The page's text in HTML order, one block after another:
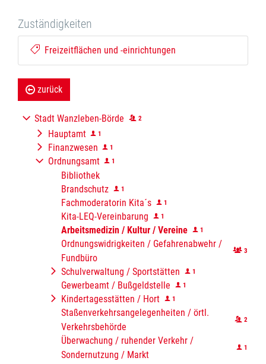
Zuständigkeiten
Freizeitflächen und -einrichtungen
zurück
Stadt Wanzleben-Börde 2
Hauptamt 1
Finanzwesen 1
Ordnungsamt 1
Bibliothek
Brandschutz
1
Fachmoderatorin Kita´s 1
Kita-LEQ-Vereinbarung 1
Arbeitsmedizin / Kultur / Vereine 1
Ordnungswidrigkeiten / Gefahrenabwehr /
Fundbüro
3
Schulverwaltung / Sportstätten 1
Gewerbeamt / Bußgeldstelle 1
Kindertagesstätten / Hort 1
Staßenverkehrsangelegenheiten / örtl.
Verkehrsbehörde
2
Überwachung / ruhender Verkehr /
Sondernutzung / Markt
1